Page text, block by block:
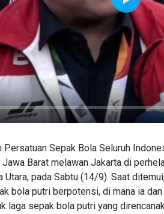
Play
Persatuan Sepak Bola Seluruh
Barat melawan Jakarta di
Utara, pada Sabtu (14/9). Saat
bola putri berpotensi, di mana ia
laga sepak bola putri yang